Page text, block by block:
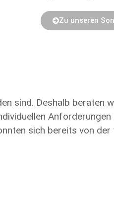
Zu unseren
sind. Deshalb beraten
sich bereits von